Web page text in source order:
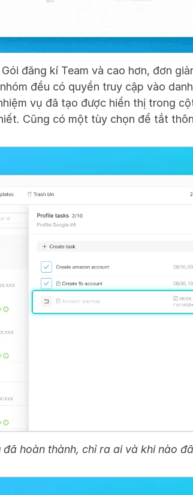
đăng kí Team và cao hơn, đơn
đều có quyền truy cập vào
vụ đã tạo được hiển thị trong
Cũng có một tùy chọn để tắt
hoàn thành, chỉ ra ai và khi nào